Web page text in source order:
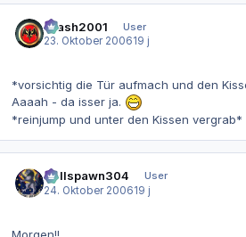
Crash2001
User
23. Oktober 200619 j
*vorsichtig die Tür aufmach und den
Aaaah - da isser ja.
*reinjump und unter den Kissen vergrab*
Hellspawn304
User
24. Oktober 200619 j